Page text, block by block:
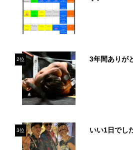
2位 3年間ありが
3位 いい1日でし